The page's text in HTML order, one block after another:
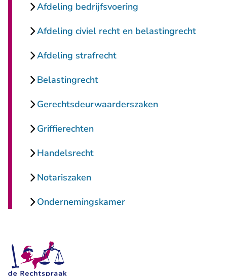
Afdeling bedrijfsvoering
Afdeling civiel recht en belastingrecht
Afdeling strafrecht
Belastingrecht
Gerechtsdeurwaarderszaken
Griffierechten
Handelsrecht
Notariszaken
Ondernemingskamer